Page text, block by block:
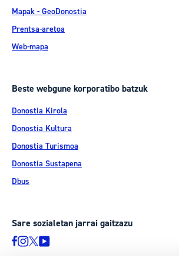
Mapak - GeoDonostia
Prentsa-aretoa
Web-mapa
Beste webgune korporatibo batzuk
Donostia Kirola
Donostia Kultura
Donostia Turismoa
Donostia Sustapena
Dbus
Sare sozialetan jarrai gaitzazu